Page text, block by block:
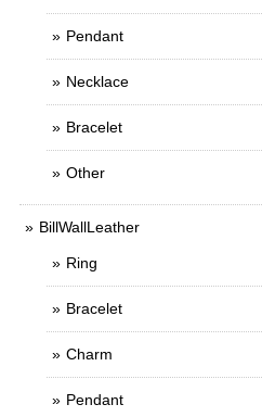
Pendant
Necklace
Bracelet
Other
BillWallLeather
Ring
Bracelet
Charm
Pendant